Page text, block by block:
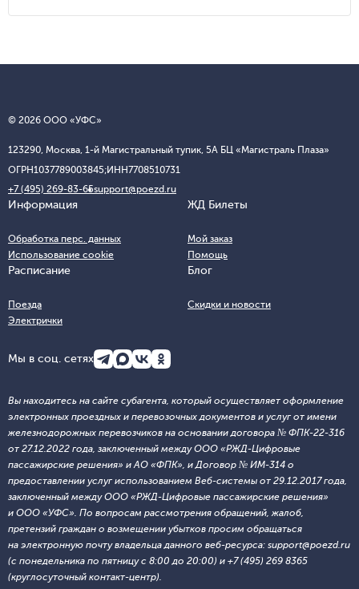
© 2026 ООО «УФС»
123290, Москва, 1-й Магистральный тупик, 5А БЦ «Магистраль Плаза»
ОГРН1037789003845;ИНН7708510731
+7 (495) 269-83-65support@poezd.ru
Информация
Обработка перс. данных
Использование cookie
ЖД Билеты
Мой заказ
Помощь
Расписание
Поезда
Электрички
Блог
Скидки и новости
Мы в соц. сетях
Вы находитесь на сайте субагента, который осуществляет оформление
электронных проездных и перевозочных документов и услуг от имени
железнодорожных перевозчиков на основании договора № ФПК-22-316
от 27.12.2022 года, заключенный между ООО «РЖД-Цифровые
пассажирские решения» и АО «ФПК», и Договор № ИМ-314 о
предоставлении услуг использованием Веб-системы от 29.12.2017 года,
заключенный между ООО «РЖД-Цифровые пассажирские решения»
и ООО «УФС». По вопросам рассмотрения обращений, жалоб,
претензий граждан о возмещении убытков просим обращаться
на электронную почту владельца данного веб-ресурса: support@poezd.ru
(с понедельника по пятницу с 8:00 до 20:00) и +7 (495) 269 8365
(круглосуточный контакт-центр).